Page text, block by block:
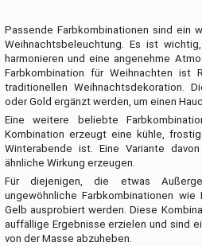
Passende Farbkombinationen sind ein
Weihnachtsbeleuchtung. Es ist
harmonieren und eine angenehme
Farbkombination für Weihnachten ist
traditionellen Weihnachtsdekoration.
oder Gold ergänzt werden, um einen
Eine weitere beliebte
Kombination erzeugt eine kühle,
Winterabende ist. Eine Variante
ähnliche Wirkung erzeugen.
Für diejenigen, die etwas
ungewöhnliche Farbkombinationen
Gelb ausprobiert werden. Diese
auffällige Ergebnisse erzielen und sind
von der Masse abzuheben.